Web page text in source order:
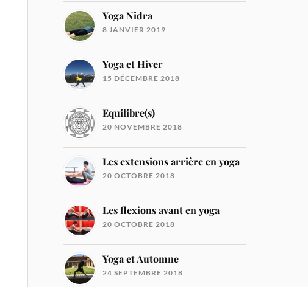
Yoga Nidra
8 JANVIER 2019
Yoga et Hiver
15 DÉCEMBRE 2018
Equilibre(s)
20 NOVEMBRE 2018
Les extensions arrière en yoga
20 OCTOBRE 2018
Les flexions avant en yoga
20 OCTOBRE 2018
Yoga et Automne
24 SEPTEMBRE 2018